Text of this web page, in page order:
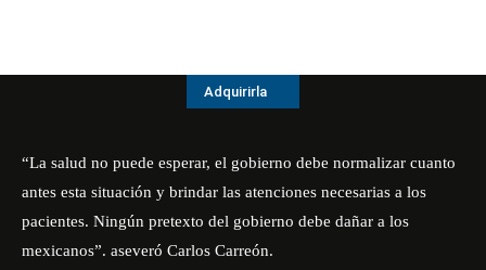
Adquirirla
“La salud no puede esperar, el gobierno debe normalizar cuanto
antes esta situación y brindar las atenciones necesarias a los
pacientes. Ningún pretexto del gobierno debe dañar a los
mexicanos”. aseveró Carlos Carreón.